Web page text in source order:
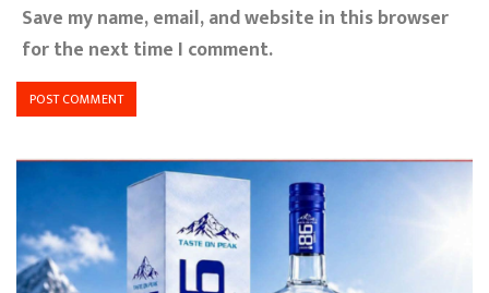
Save my name, email, and website in this browser
for the next time I comment.